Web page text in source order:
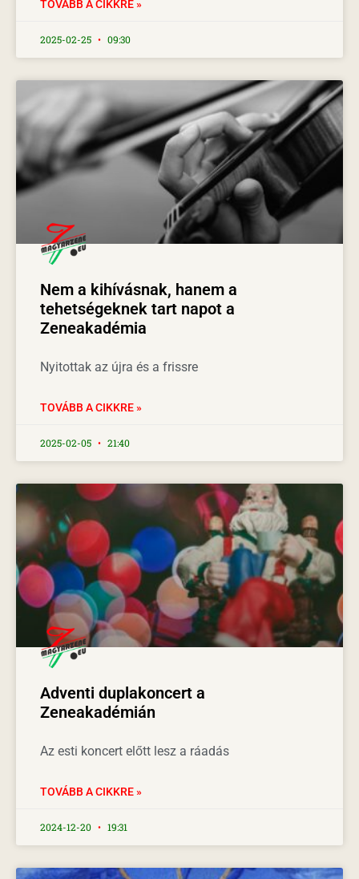
TOVÁBB A CIKKRE »
2025-02-25 09:30
Nem a kihívásnak, hanem a
tehetségeknek tart napot a
Zeneakadémia
Nyitottak az újra és a frissre
TOVÁBB A CIKKRE »
2025-02-05 21:40
Adventi duplakoncert a
Zeneakadémián
Az esti koncert előtt lesz a ráadás
TOVÁBB A CIKKRE »
2024-12-20 19:31